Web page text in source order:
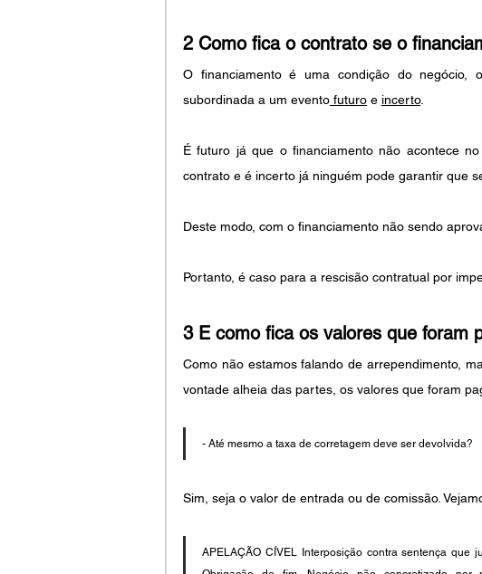
2 Como fica o contrato se o
O financiamento é uma condição do
subordinada a um evento futuro e incerto.
É futuro já que o financiamento não acontece
contrato e é incerto já ninguém pode garantir que
Deste modo, com o financiamento não sendo
Portanto, é caso para a rescisão contratual por
3 E como fica os valores que foram
Como não estamos falando de arrependimento,
vontade alheia das partes, os valores que foram
- Até mesmo a taxa de corretagem deve ser devolvida?
Sim, seja o valor de entrada ou de comissão.
APELAÇÃO CÍVEL Interposição contra sentença que